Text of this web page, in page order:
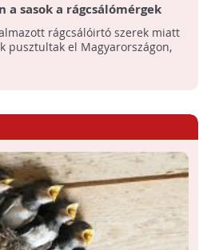
a sasok a rágcsálómérgek
rágcsálóirtó szerek miatt
pusztultak el Magyarországon,